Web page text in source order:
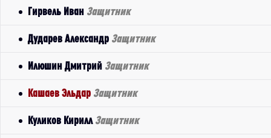
Гирвель Иван Защитник
Дударев Александр Защитник
Илюшин Дмитрий Защитник
Кашаев Эльдар Защитник
Куликов Кирилл Защитник